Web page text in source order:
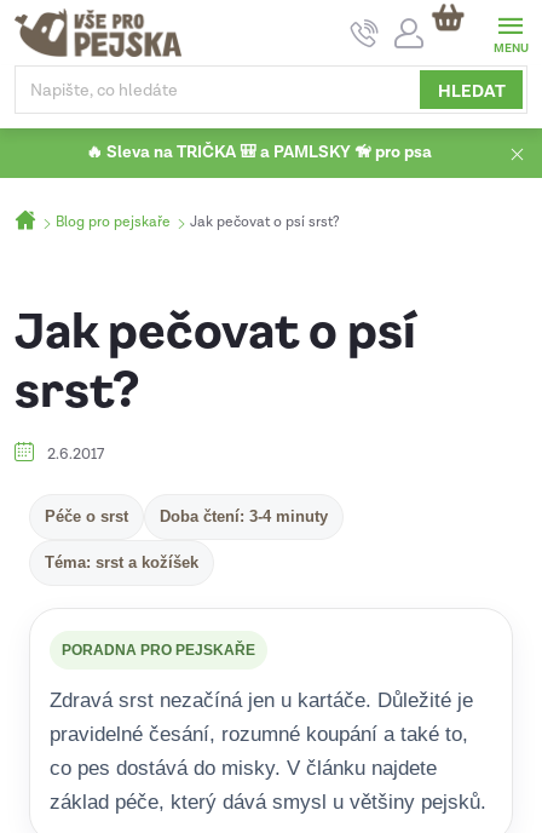
Přejít
obsah
HLEDAT
NÁKUPNÍ
KOŠÍK
🔥 Sleva na TRIČKA 🎒 a PAMLSKY 🦮 pro psa
Domů
Blog pro pejskaře Jak pečovat o psí srst?
Jak pečovat o psí
srst?
2.6.2017
Péče o srst Doba čtení: 3-4 minuty
Téma: srst a kožíšek
PORADNA PRO PEJSKAŘE
Zdravá srst nezačíná jen u kartáče. Důležité je
pravidelné česání, rozumné koupání a také to,
co pes dostává do misky. V článku najdete
základ péče, který dává smysl u většiny pejsků.